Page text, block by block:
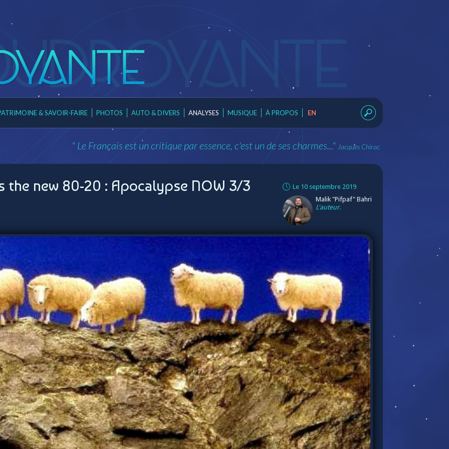
& SAVOIR-FAIRE PHOTOS AUTO & DIVERS ANALYSES MUSIQUE À PROPOS EN
" Le Français est un critique par essence, c'est un de ses charmes..." Jacques Chirac
the new 80-20 : Apocalypse NOW 3/3
Le 10 septembre 2019
Malik "Pifpaf" Bahri
L'auteur.